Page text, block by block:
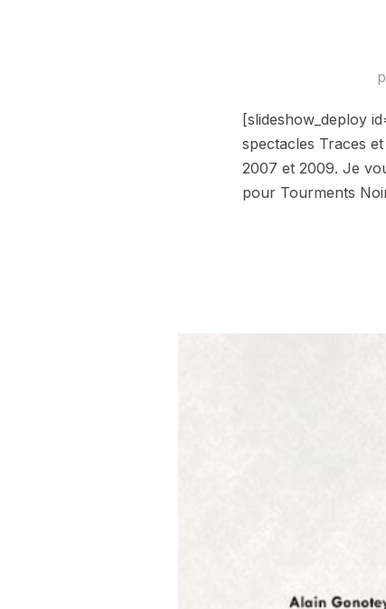
[slideshow_deploy
spectacles Traces
2007 et 2009. Je
pour Tourments